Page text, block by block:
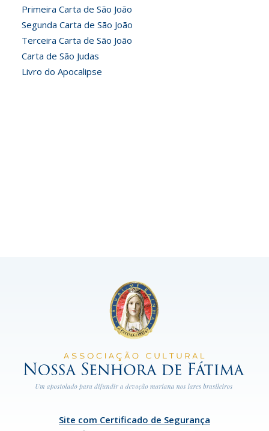
Primeira Carta de São João
Segunda Carta de São João
Terceira Carta de São João
Carta de São Judas
Livro do Apocalipse
Site com Certificado de Segurança